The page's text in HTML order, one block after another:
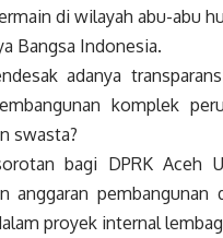
di wilayah abu-abu
Bangsa Indonesia.
adanya
komplek
swasta?
bagi DPRK Aceh
anggaran
proyek internal